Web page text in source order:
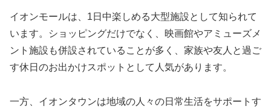
イオンモールは、1日中楽しめる大型施設として知られて
います。ショッピングだけでなく、映画館やアミューズメ
ント施設も併設されていることが多く、家族や友人と過ご
す休日のお出かけスポットとして人気があります。
一方、イオンタウンは地域の人々の日常生活をサポートす